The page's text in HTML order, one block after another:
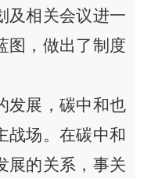
及相关会议进一
图，做出了制度
发展，碳中和也
战场。在碳中和
展的关系， 事关